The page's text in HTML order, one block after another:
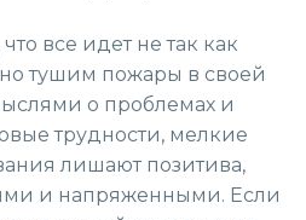
все идет не так как
тушим пожары в своей
о проблемах и
трудности, мелкие
лишают позитива,
и напряженными. Если